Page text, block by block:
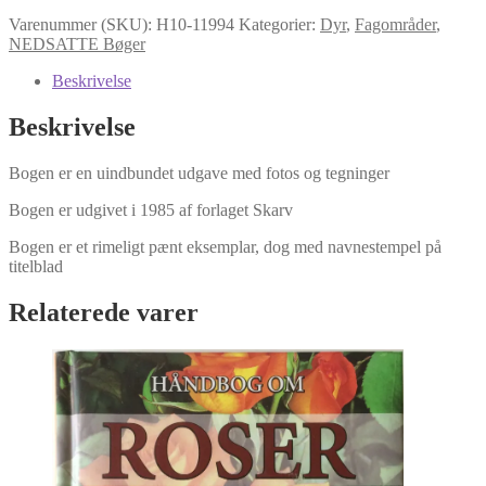
kr. 125.00.kr. 80.00.
Varenummer (SKU): H10-11994 Kategorier: Dyr, Fagområder,
NEDSATTE Bøger
Beskrivelse
Beskrivelse
Bogen er en uindbundet udgave med fotos og tegninger
Bogen er udgivet i 1985 af forlaget Skarv
Bogen er et rimeligt pænt eksemplar, dog med navnestempel på
titelblad
Relaterede varer